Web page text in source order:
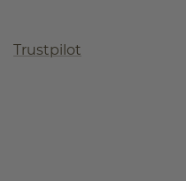
Trustpilot